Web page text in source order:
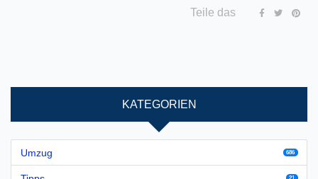
Teile das
KATEGORIEN
Umzug 686